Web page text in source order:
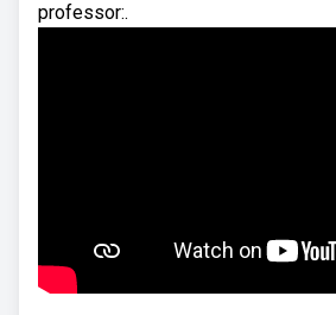
professor:.